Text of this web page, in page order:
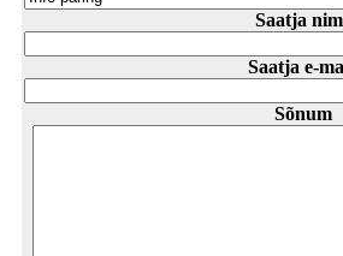
Saatja
Saatja e-
Sõnum